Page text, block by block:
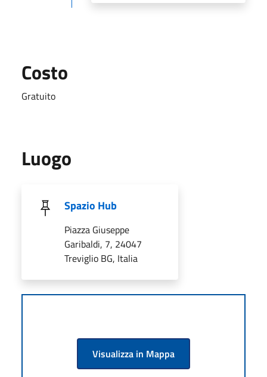
Costo
Gratuito
Luogo
Spazio Hub
Piazza Giuseppe
Garibaldi, 7, 24047
Treviglio BG, Italia
Visualizza in Mappa